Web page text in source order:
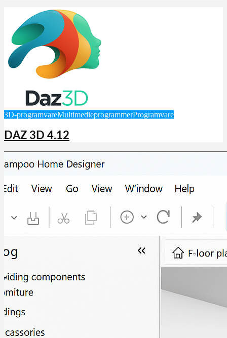
3D-programvareMultimedieprogrammerProgramvare
DAZ 3D 4.12